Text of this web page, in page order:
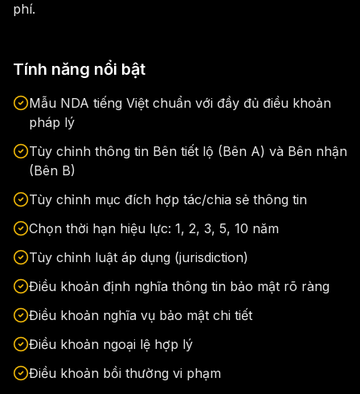
phí.
Tính năng nổi bật
Mẫu NDA tiếng Việt chuẩn với đầy đủ điều khoản
pháp lý
Tùy chỉnh thông tin Bên tiết lộ (Bên A) và Bên nhận
(Bên B)
Tùy chỉnh mục đích hợp tác/chia sẻ thông tin
Chọn thời hạn hiệu lực: 1, 2, 3, 5, 10 năm
Tùy chỉnh luật áp dụng (jurisdiction)
Điều khoản định nghĩa thông tin bảo mật rõ ràng
Điều khoản nghĩa vụ bảo mật chi tiết
Điều khoản ngoại lệ hợp lý
Điều khoản bồi thường vi phạm